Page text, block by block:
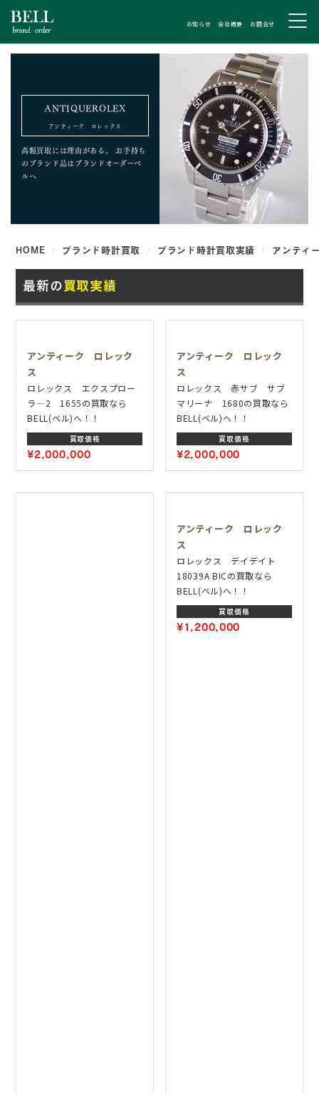
お知らせ 会社概要 お問合せ
ANTIQUEROLEX
アンティーク ロレックス
高額買取には理由がある。
お手持ち
のブランド品はブランドオーダーベ
ルへ
HOME ブランド時計買取 ブランド時計買取実績 アンティ
最新の買取実績
アンティーク ロレック
ス
ロレックス エクスプロー
ラ―2 1655の買取なら
BELL(ベル)へ！！
買取価格
¥2,000,000
アンティーク ロレック
ス
ロレックス 赤サブ サブ
マリーナ 1680の買取なら
BELL(ベル)へ！！
買取価格
¥2,000,000
アンティーク ロレック
ス
ロレックス デイデイト
18039A BICの買取なら
BELL(ベル)へ！！
買取価格
¥1,200,000